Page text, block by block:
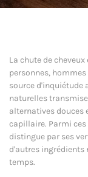
La chute de
personnes,
source d'inquiétude
naturelles
alternatives douces
capillaire. Parmi
distingue par ses
d'autres ingrédients
temps.